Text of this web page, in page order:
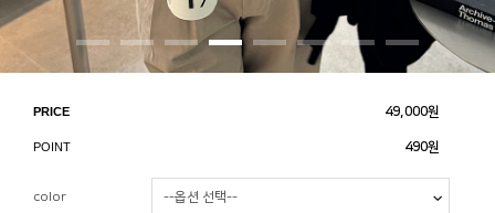
PRICE 49,000원
POINT 490원
color